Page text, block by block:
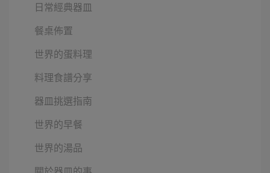
日常經典器皿
餐桌佈置
世界的蛋料理
料理食譜分享
器皿挑選指南
世界的早餐
世界的湯品